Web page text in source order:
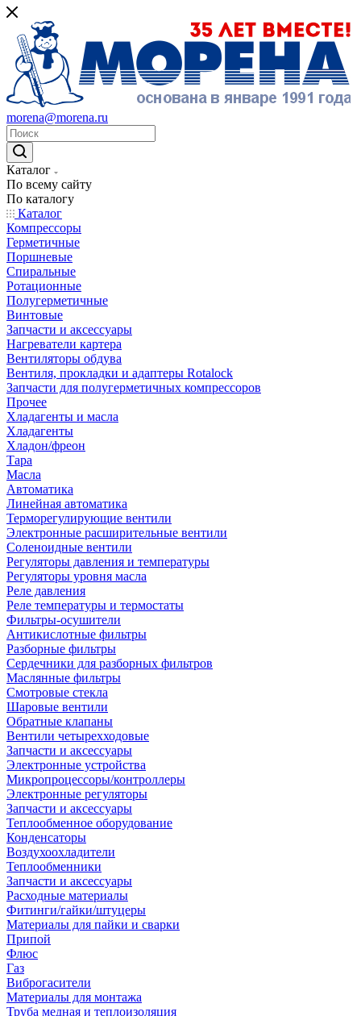
morena@morena.ru
Каталог
По всему сайту
По каталогу
Каталог
Компрессоры
Герметичные
Поршневые
Спиральные
Ротационные
Полугерметичные
Винтовые
Запчасти и аксессуары
Нагреватели картера
Вентиляторы обдува
Вентиля, прокладки и адаптеры Rotalock
Запчасти для полугерметичных компрессоров
Прочее
Хладагенты и масла
Хладагенты
Хладон/фреон
Тара
Масла
Автоматика
Линейная автоматика
Терморегулирующие вентили
Электронные расширительные вентили
Соленоидные вентили
Регуляторы давления и температуры
Регуляторы уровня масла
Реле давления
Реле температуры и термостаты
Фильтры-осушители
Антикислотные фильтры
Разборные фильтры
Сердечники для разборных фильтров
Маслянные фильтры
Смотровые стекла
Шаровые вентили
Обратные клапаны
Вентили четырехходовые
Запчасти и аксессуары
Электронные устройства
Микропроцессоры/контроллеры
Электронные регуляторы
Запчасти и аксессуары
Теплообменное оборудование
Конденсаторы
Воздухоохладители
Теплообменники
Запчасти и аксессуары
Расходные материалы
Фитинги/гайки/штуцеры
Материалы для пайки и сварки
Припой
Флюс
Газ
Виброгасители
Материалы для монтажа
Труба медная и теплоизоляция